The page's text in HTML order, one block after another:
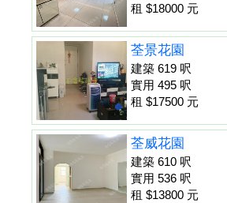
租 $18000 元
荃景花園
建築 619 呎
實用 495 呎
租 $17500 元
荃威花園
建築 610 呎
實用 536 呎
租 $13800 元